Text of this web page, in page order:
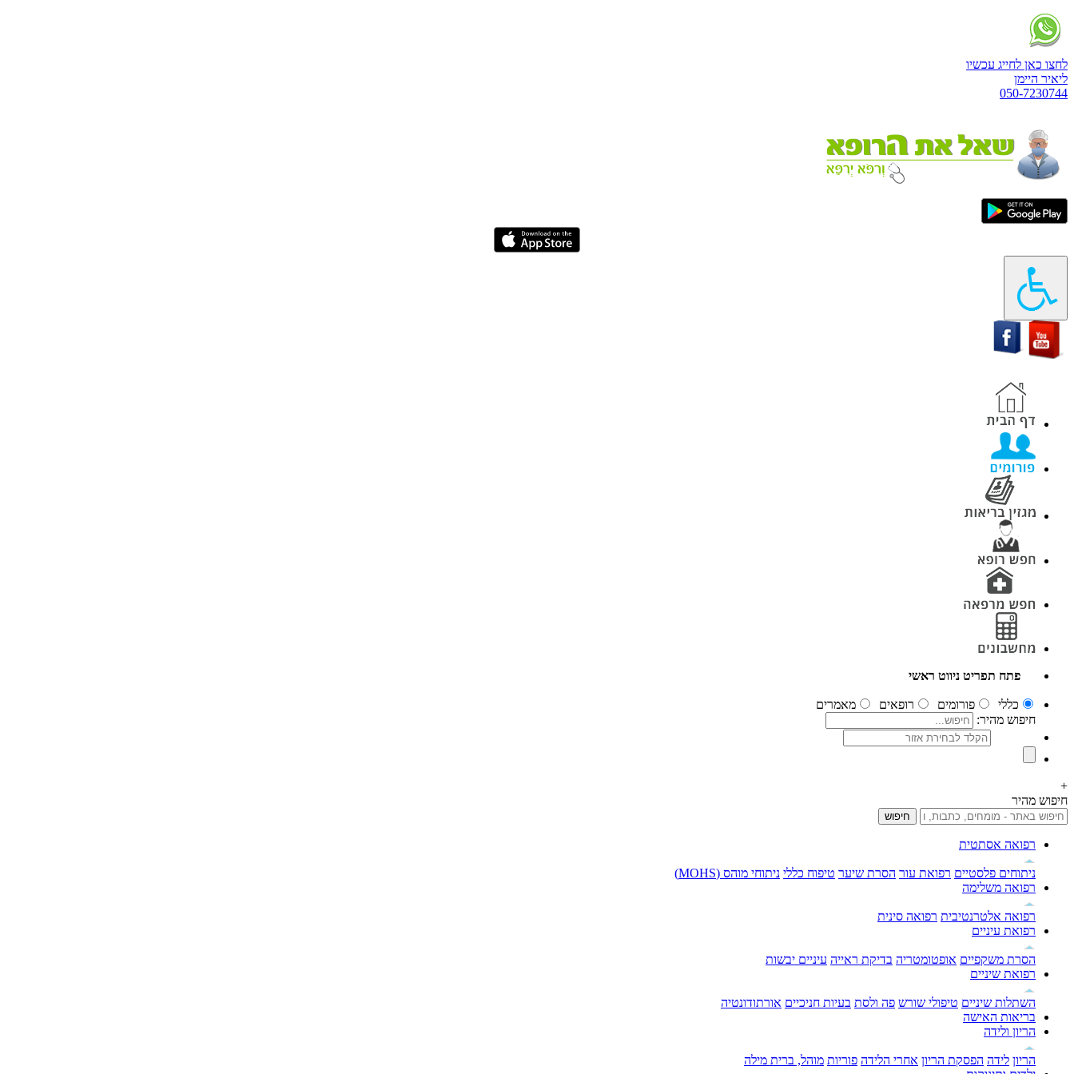
לחצו כאן לחייג עכשיו
ליאיר היימן
050-7230744
פתח תפריט ניווט ראשי
כללי פורומים רופאים
מאמרים
חיפוש מהיר:
+
חיפוש מהיר
רפואה אסתטית
ניתוחים פלסטיים רפואת עור הסרת שיער טיפוח כללי ניתוחי מוהס (MOHS)
רפואה משלימה
רפואה אלטרנטיבית רפואה סינית
רפואת עיניים
הסרת משקפיים אופטומטריה בדיקת ראייה עיניים יבשות
רפואת שיניים
השתלות שיניים טיפולי שורש פה ולסת בעיות חניכיים אורתודונטיה
בריאות האישה
הריון ולידה
הריון לידה הפסקת הריון אחרי הלידה פוריות מוהל, ברית מילה